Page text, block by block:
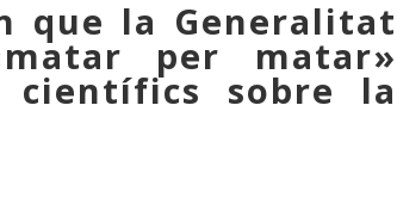
que la Generalitat
per matar»
sobre la